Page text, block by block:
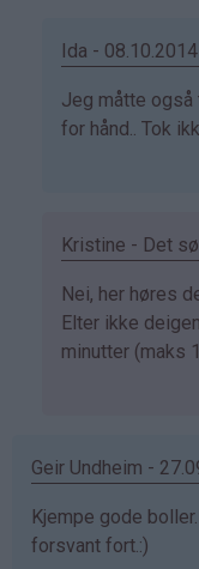
Ida -
Som
svar
(ikke
Jeg måtte
for hånd.. Tok
Kristine - Det
Som
svar
på
bekreftet)
Nei, her høres
Elter ikke
minutter (maks
Geir Undheim -
Kjempe gode
forsvant fort.:)